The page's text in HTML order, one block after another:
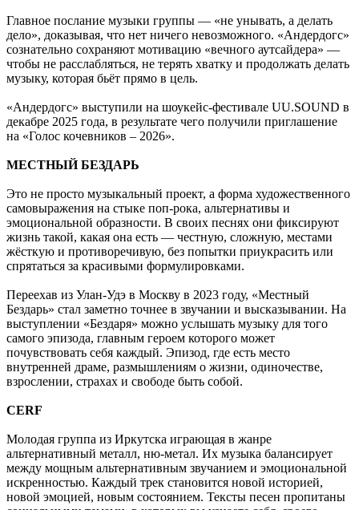
Главное послание музыки группы — «не унывать, а делать
дело», доказывая, что нет ничего невозможного. «Андердогс»
сознательно сохраняют мотивацию «вечного аутсайдера» —
чтобы не расслабляться, не терять хватку и продолжать делать
музыку, которая бьёт прямо в цель.
«Андердогс» выступили на шоукейс-фестивале UU.SOUND в
декабре 2025 года, в результате чего получили приглашение
на «Голос кочевников – 2026».
МЕСТНЫЙ БЕЗДАРЬ
Это не просто музыкальный проект, а форма художественного
самовыражения на стыке поп-рока, альтернативы и
эмоциональной образности. В своих песнях они фиксируют
жизнь такой, какая она есть — честную, сложную, местами
жёсткую и противоречивую, без попытки приукрасить или
спрятаться за красивыми формулировками.
Переехав из Улан-Удэ в Москву в 2023 году, «Местный
Бездарь» стал заметно точнее в звучании и высказывании. На
выступлении «Бездаря» можно услышать музыку для того
самого эпизода, главным героем которого может
почувствовать себя каждый. Эпизод, где есть место
внутренней драме, размышлениям о жизни, одиночестве,
взрослении, страхах и свободе быть собой.
CERF
Молодая группа из Иркутска играющая в жанре
альтернативный металл, ню-метал. Их музыка балансирует
между мощным альтернативным звучанием и эмоциональной
искренностью. Каждый трек становится новой историей,
новой эмоцией, новым состоянием. Тексты песен пропитаны